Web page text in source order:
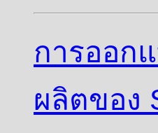
การออก
ผลิตของ